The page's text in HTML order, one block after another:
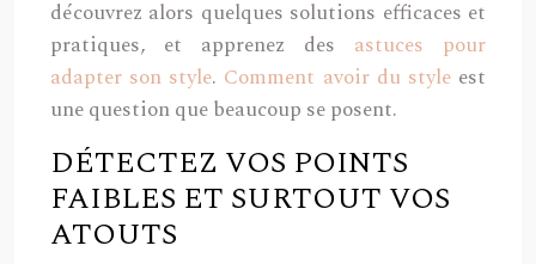
découvrez alors quelques solutions efficaces et
pratiques, et apprenez des astuces pour
adapter son style. Comment avoir du styleest
une question que beaucoup se posent.
DÉTECTEZ VOS POINTS
FAIBLES ET SURTOUT VOS
ATOUTS